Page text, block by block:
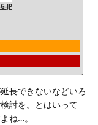
JP
長できないなどいろ
討を。とはいって
ね…。